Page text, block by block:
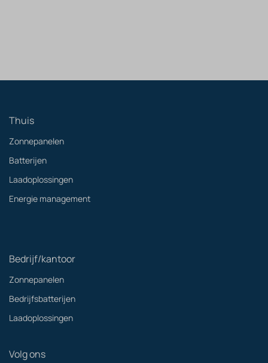
Thuis
Zonnepanelen
Batterijen
Laadoplossingen
Energie management
Bedrijf/kantoor
Zonnepanelen
Bedrijfsbatterijen
Laadoplossingen
Volg ons